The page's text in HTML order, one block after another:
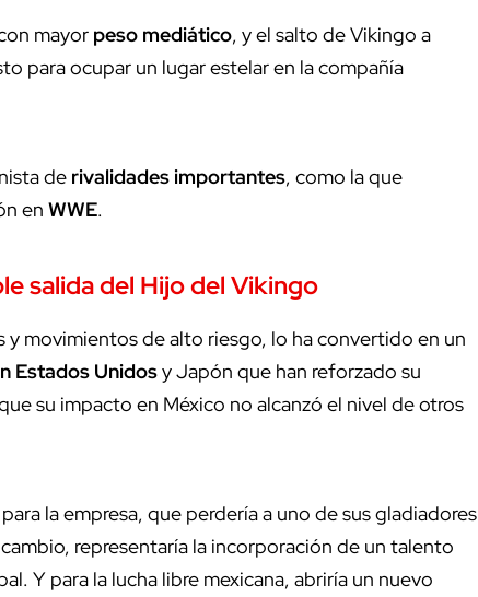
mayor peso mediático, y el salto de Vikingo a
para ocupar un lugar estelar en la compañía
de rivalidades importantes, como la que
en WWE.
salida del Hijo del Vikingo
y movimientos de alto riesgo, lo ha convertido en un
Estados Unidosy Japón que han reforzado su
su impacto en México no alcanzó el nivel de otros
la empresa, que perdería a uno de sus gladiadores
cambio, representaría la incorporación de un talento
Y para la lucha libre mexicana, abriría un nuevo